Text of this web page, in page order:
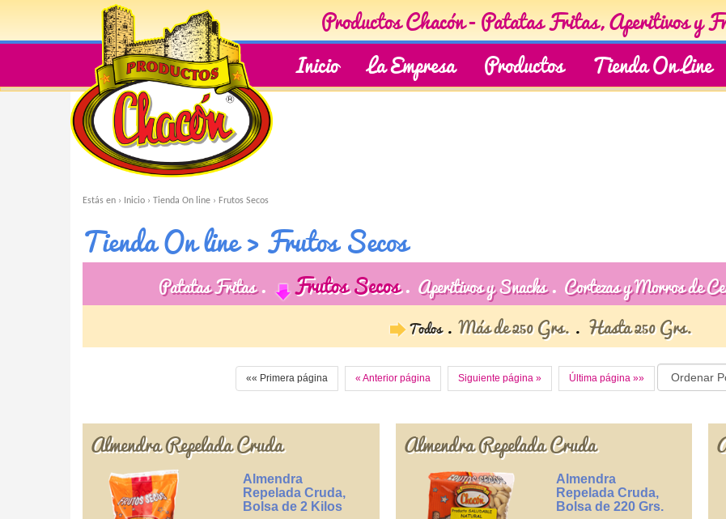
Productos Chacón - Patatas Fritas, Aperitivos y
Inicio
La Empresa Productos Tienda On Line
Estás en › Inicio › Tienda On line › Frutos Secos
Tienda On line › Frutos Secos
Patatas Fritas Frutos Secos Aperitivos y Snacks Cortezas y Morros de
Todos Más de 250 Grs. Hasta 250 Grs.
«« Primera página « Anterior página Siguiente página » Última página »»
Almendra Repelada Cruda
Almendra
Repelada Cruda,
Bolsa de 2 Kilos
Almendra Repelada Cruda
Almendra
Repelada Cruda,
Bolsa de 220 Grs.